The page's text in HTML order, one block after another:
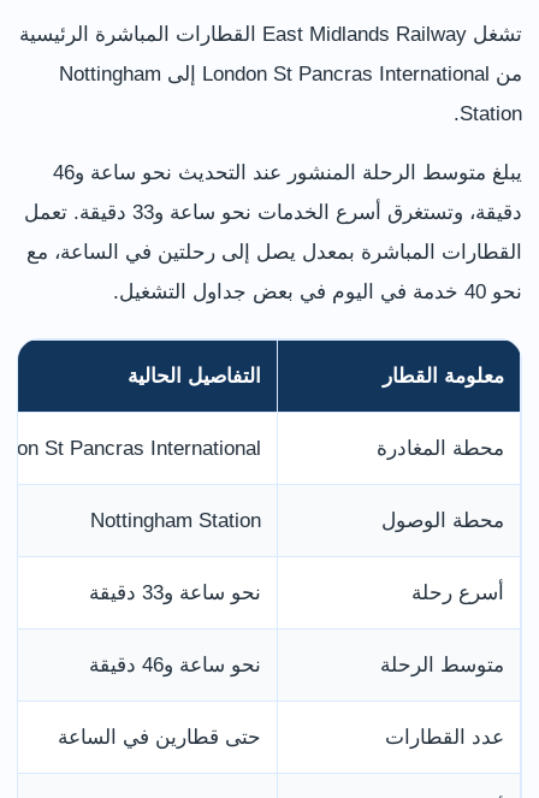
تشغل East Midlands Railway القطارات المباشرة الرئيسية
من London St Pancras International إلى Nottingham
Station.
يبلغ متوسط الرحلة المنشور عند التحديث نحو ساعة و46
دقيقة، وتستغرق أسرع الخدمات نحو ساعة و33 دقيقة. تعمل
القطارات المباشرة بمعدل يصل إلى رحلتين في الساعة، مع
نحو 40 خدمة في اليوم في بعض جداول التشغيل.
معلومة القطار التفاصيل الحالية
محطة المغادرة St Pancras International
محطة الوصول Nottingham Station
أسرع رحلة نحو ساعة و33 دقيقة
متوسط الرحلة نحو ساعة و46 دقيقة
عدد القطارات حتى قطارين في الساعة